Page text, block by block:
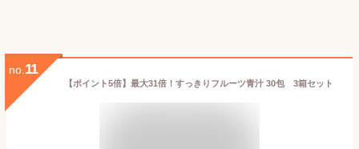
no. 11
【ポイント5倍】最大31倍！すっきりフルーツ青汁 30包 3箱セット